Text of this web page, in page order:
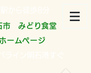
市 みどり食堂
ームページ